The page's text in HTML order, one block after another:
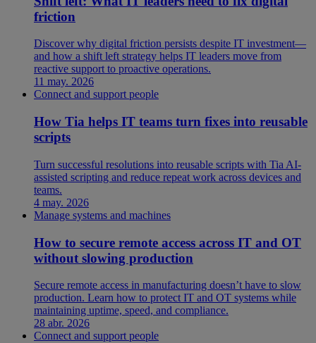
friction
Discover why digital friction persists despite IT investment—
and how a shift left strategy helps IT leaders move from
reactive support to proactive operations.
11 may. 2026
Connect and support people
How Tia helps IT teams turn fixes into reusable
scripts
Turn successful resolutions into reusable scripts with Tia AI-
assisted scripting and reduce repeat work across devices and
teams.
4 may. 2026
Manage systems and machines
How to secure remote access across IT and OT
without slowing production
Secure remote access in manufacturing doesn’t have to slow
production. Learn how to protect IT and OT systems while
maintaining uptime, speed, and compliance.
28 abr. 2026
Connect and support people